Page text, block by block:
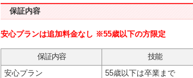
保証内容
安心プランは追加料金なし ※55歳以下の方限定
保証内容 技能
安心プラン
55歳以下は卒業まで